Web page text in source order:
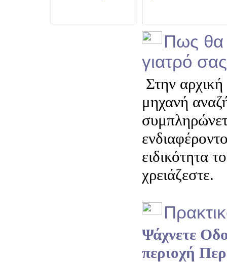
Πως θα
γιατρό σας
Στην
μηχανή
ειδικότητα
χρειάζεστε.
Ψάχνετε
περιοχή